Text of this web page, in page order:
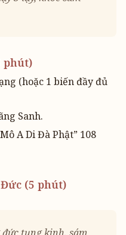
phút)
(hoặc 1 biến đầy đủ
Sanh.
A Di Đà Phật” 108
(5 phút)